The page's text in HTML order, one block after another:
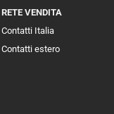
RETE VENDITA
Contatti Italia
Contatti estero